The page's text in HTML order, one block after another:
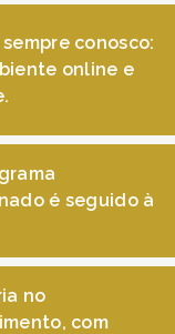
conosco:
online e
é seguido à
no
com